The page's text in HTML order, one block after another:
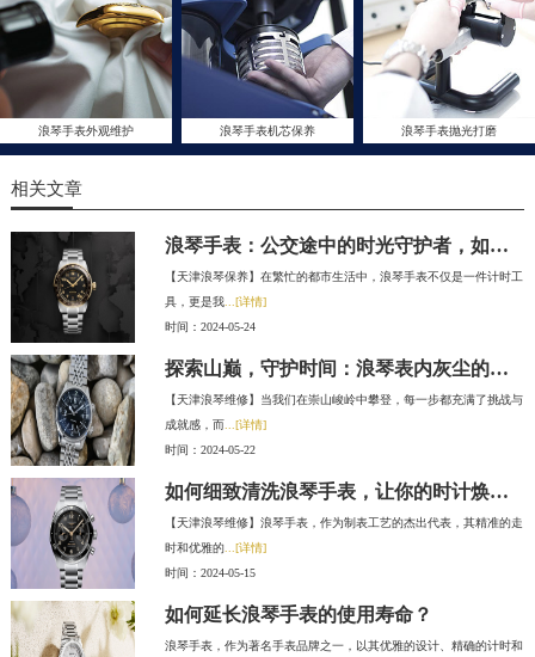
浪琴手表外观维护 浪琴手表机芯保养 浪琴手表抛光打磨
相关文章
浪琴手表：公交途中的时光守护者，如何为它呵护每一刻？
【天津浪琴保养】在繁忙的都市生活中，浪琴手表不仅是一件计时工
具，更是我...[详情]
时间：2024-05-24
探索山巅，守护时间：浪琴表内灰尘的清理之道
【天津浪琴维修】当我们在崇山峻岭中攀登，每一步都充满了挑战与
成就感，而...[详情]
时间：2024-05-22
如何细致清洗浪琴手表，让你的时计焕然一新
【天津浪琴维修】浪琴手表，作为制表工艺的杰出代表，其精准的走
时和优雅的...[详情]
时间：2024-05-15
如何延长浪琴手表的使用寿命？
浪琴手表，作为著名手表品牌之一，以其优雅的设计、精确的计时和